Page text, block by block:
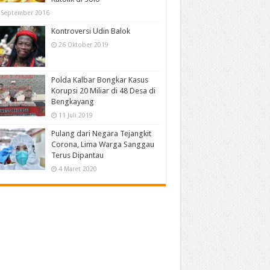
2016
Kontroversi Udin Balok
26 Oktober 2019
Polda Kalbar Bongkar Kasus
Korupsi 20 Miliar di 48 Desa di
Bengkayang
11 Juli 2019
Pulang dari Negara Tejangkit
Corona, Lima Warga Sanggau
Terus Dipantau
4 Maret 2020